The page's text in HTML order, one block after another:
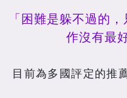
「困難是躲不過的
作沒有最
目前為多國評定的推